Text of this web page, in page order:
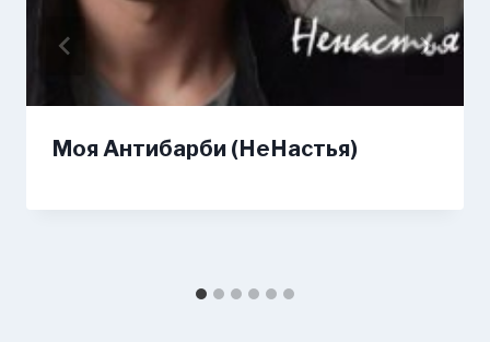
Моя Антибарби (НеНастья)